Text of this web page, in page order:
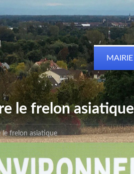
MAIRIE
le frelon asiatique
frelon asiatique